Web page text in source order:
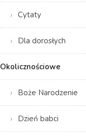
Cytaty
Dla dorosłych
Okolicznościowe
Boże Narodzenie
Dzień babci